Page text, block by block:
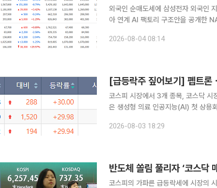
외국인 순매도세에 삼성전자 외국인
아 연계 AI 팩토리 구조안을 공개한
전자, SK하이닉스, 삼성전기,
2026-08-04 08:14
코스피 시장에서 3개 종목, 코스닥 시
은 생성형 의료 인공지능(AI) 첫 상용
국거래소에 따르면 이날 코스피 시장
2026-08-03 18:29
반도체 쏠림 풀리자 ‘코스
코스피의 가파른 급등락세에 시장의